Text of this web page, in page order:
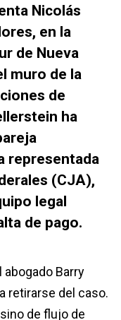
Nicolás
en la
de Nueva
muro de la
de
ha
representada
(CJA),
legal
de pago.
abogado Barry
retirarse del caso.
de flujo de